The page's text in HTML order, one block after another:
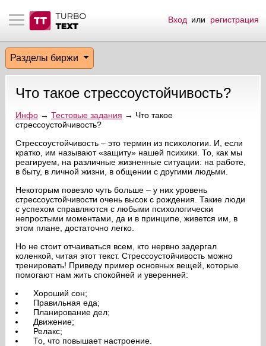
материалы
биржи
эфир
на сайте
пользователей
сообщения
по форуму
Вход или регистрация
Разделы биржи
Что такое стрессоустойчивость?
Инфо→ Тестовые задания → Что такое
стрессоустойчивость?
Стрессоустойчивость – это термин из психологии. И, если
кратко, им называют «защиту» нашей психики. То, как мы
реагируем, на различные жизненные ситуации: на работе,
в быту, в личной жизни, в общении с другими людьми.
Некоторым повезло чуть больше – у них уровень
стрессоустойчивости очень высок с рождения. Такие люди
с успехом справляются с любыми психологически
непростыми моментами, да и в принципе, живется им, в
этом плане, достаточно легко.
Но не стоит отчаиваться всем, кто нервно задергал
коленкой, читая этот текст. Стрессоустойчивость можно
тренировать! Приведу пример основных вещей, которые
помогают нам жить спокойней и уверенней:
Хороший сон;
Правильная еда;
Планирование дел;
Движение;
Релакс;
То, что повышает настроение.